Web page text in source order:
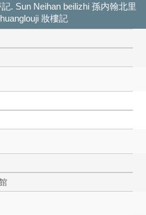
. Sun Neihan beilizhi 孫内翰北里
妝樓記